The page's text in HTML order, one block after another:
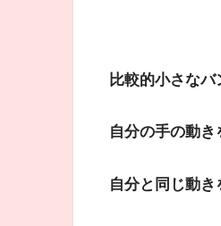
比較的小さなバ
自分の手の動き
自分と同じ動き